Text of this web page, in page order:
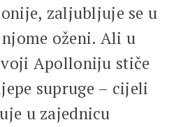
zaljubljuje se u
oženi. Ali u
Apolloniju stiče
supruge – cijeli
u zajednicu